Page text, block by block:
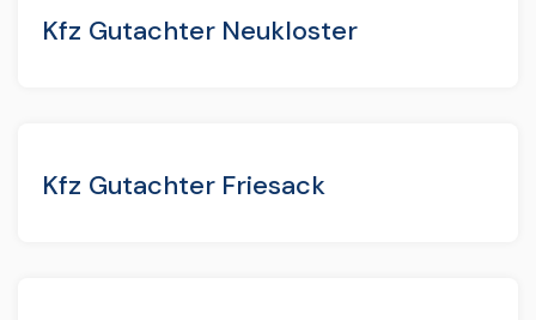
Kfz Gutachter Neukloster
Kfz Gutachter Friesack